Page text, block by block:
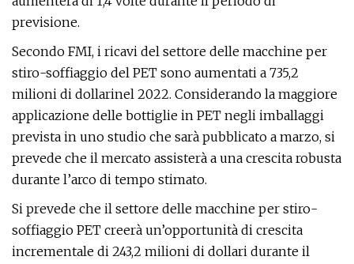
previsione.
Secondo FMI, i ricavi del settore delle macchine per
stiro-soffiaggio del PET sono aumentati a 735,2
milioni di dollarinel 2022. Considerando la maggiore
applicazione delle bottiglie in PET negli imballaggi
prevista in uno studio che sarà pubblicato a marzo, si
prevede che il mercato assisterà a una crescita robusta
durante l’arco di tempo stimato.
Si prevede che il settore delle macchine per stiro-
soffiaggio PET creerà un’opportunità di crescita
incrementale di 243,2 milioni di dollari durante il